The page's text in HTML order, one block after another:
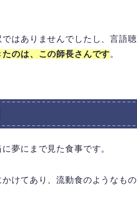
はありませんでしたし、言語聴
のは、この師長さんです。
夢にまで見た食事です。
けてあり、流動食のようなもの